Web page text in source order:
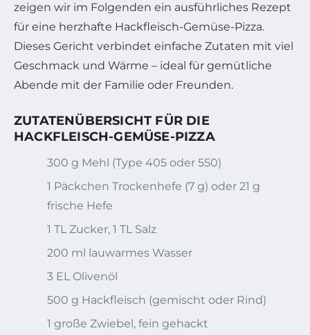
zeigen wir im Folgenden ein ausführliches Rezept
für eine herzhafte Hackfleisch-Gemüse-Pizza.
Dieses Gericht verbindet einfache Zutaten mit viel
Geschmack und Wärme – ideal für gemütliche
Abende mit der Familie oder Freunden.
ZUTATENÜBERSICHT FÜR DIE
HACKFLEISCH-GEMÜSE-PIZZA
300 g Mehl (Type 405 oder 550)
1 Päckchen Trockenhefe (7 g) oder 21 g
frische Hefe
1 TL Zucker, 1 TL Salz
200 ml lauwarmes Wasser
3 EL Olivenöl
500 g Hackfleisch (gemischt oder Rind)
1 große Zwiebel, fein gehackt